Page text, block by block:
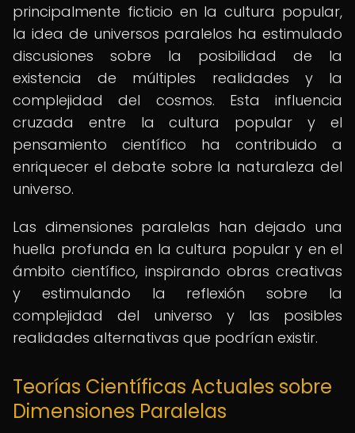
principalmente ficticio en la cultura popular,
la idea de universos paralelos ha estimulado
discusiones sobre la posibilidad de la
existencia de múltiples realidades y la
complejidad del cosmos. Esta influencia
cruzada entre la cultura popular y el
pensamiento científico ha contribuido a
enriquecer el debate sobre la naturaleza del
universo.
Las dimensiones paralelas han dejado una
huella profunda en la cultura popular y en el
ámbito científico, inspirando obras creativas
y estimulando la reflexión sobre la
complejidad del universo y las posibles
realidades alternativas que podrían existir.
Teorías Científicas Actuales sobre
Dimensiones Paralelas